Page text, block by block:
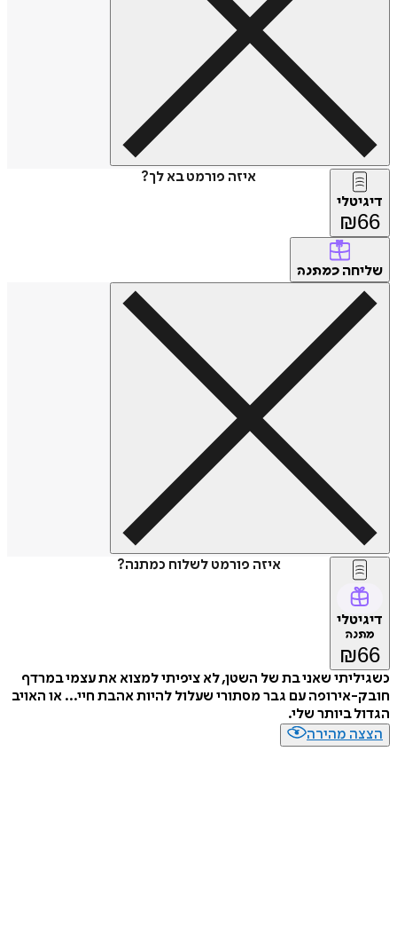
איזה פורמט בא לך?
דיגיטלי
₪66
שליחה כמתנה
איזה פורמט לשלוח כמתנה?
דיגיטלי
מתנה
₪66
כשגיליתי שאני בת של השטן, לא ציפיתי למצוא את עצמי במרדף
חובק-אירופה עם גבר מסתורי שעלול להיות אהבת חיי... או האויב
הגדול ביותר שלי.
הצצה מהירה